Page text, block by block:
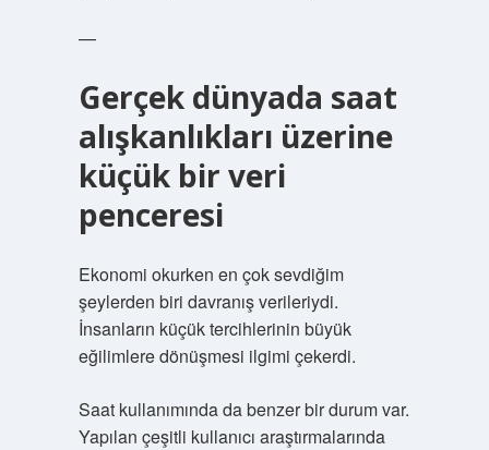
—
Gerçek dünyada saat
alışkanlıkları üzerine
küçük bir veri
penceresi
Ekonomi okurken en çok sevdiğim
şeylerden biri davranış verileriydi.
İnsanların küçük tercihlerinin büyük
eğilimlere dönüşmesi ilgimi çekerdi.
Saat kullanımında da benzer bir durum var.
Yapılan çeşitli kullanıcı araştırmalarında